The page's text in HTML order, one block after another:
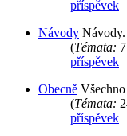
příspěvek
Návody Návody.
(Témata:
příspěvek
Obecně
(Témata:
příspěvek